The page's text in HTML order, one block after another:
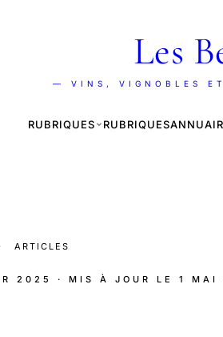
Les
— VINS, VIGNOBLES
RUBRIQUES RUBRIQUES
· ARTICLES
2025 · MIS À JOUR LE 1 MAI